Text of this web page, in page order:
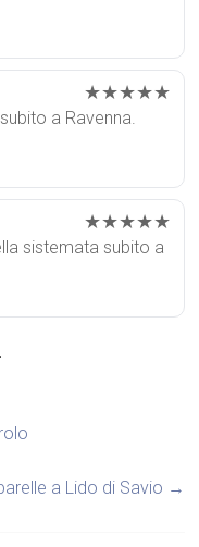
★★★★★
a Ravenna.
★★★★★
sistemata subito a
a Lido di Savio →